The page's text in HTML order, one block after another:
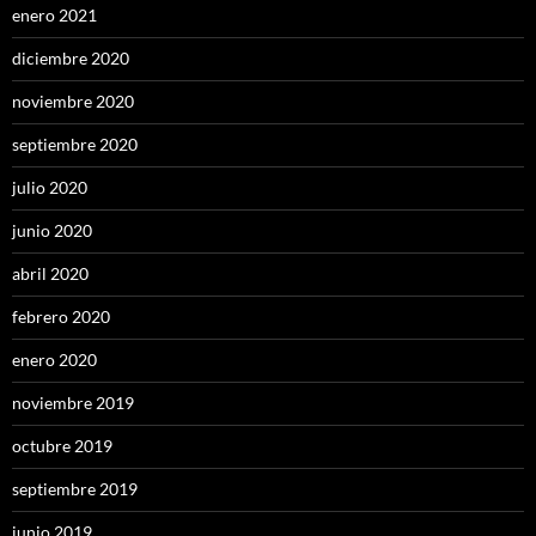
enero 2021
diciembre 2020
noviembre 2020
septiembre 2020
julio 2020
junio 2020
abril 2020
febrero 2020
enero 2020
noviembre 2019
octubre 2019
septiembre 2019
junio 2019